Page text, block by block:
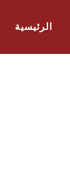
الرئيسية